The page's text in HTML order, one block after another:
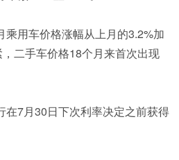
乘用车价格涨幅从上月的3.2%加
二手车价格18个月来首次出现
在7月30日下次利率决定之前获得